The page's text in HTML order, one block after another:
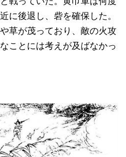
に後退し、砦を確保した。
草が茂っており、敵の火攻
ことには考えが及ばなかっ